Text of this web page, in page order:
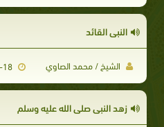
النبي القائد
الشيخ / محمد الصاوي
زهد النبي صلى الله عليه وسلم